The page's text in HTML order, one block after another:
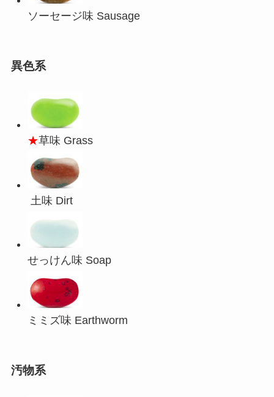
ソーセージ味 Sausage
異色系
★草味 Grass
土味 Dirt
せっけん味 Soap
ミミズ味 Earthworm
汚物系